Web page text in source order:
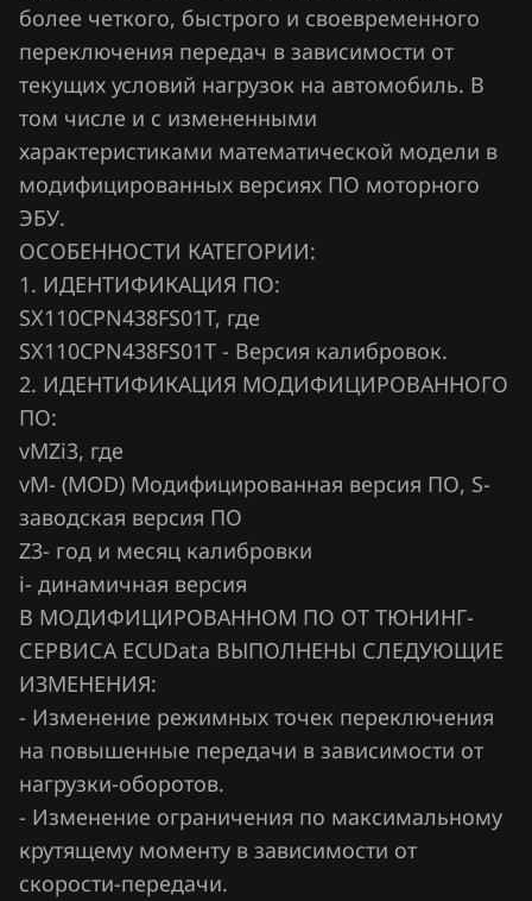
DAF
Derways
Dodge
Dongfeng
Exeed
Extreme moto
FAW
Fiat
Ford
Forthing
Foton
GAC
Geely
Genesis
GMC
Groz
Haima
Haval
более четкого, быстрого и своевременного
переключения передач в зависимости от
текущих условий нагрузок на автомобиль. В
том числе и с измененными
характеристиками математической модели в
модифицированных версиях ПО моторного
ЭБУ.
ОСОБЕННОСТИ КАТЕГОРИИ:
1. ИДЕНТИФИКАЦИЯ ПО:
SX110CPN438FS01T, где
SX110CPN438FS01T - Версия калибровок.
2. ИДЕНТИФИКАЦИЯ МОДИФИЦИРОВАННОГО
ПО:
vMZi3, где
vМ- (MOD) Модифицированная версия ПО, S-
заводская версия ПО
Z3- год и месяц калибровки
i- динамичная версия
В МОДИФИЦИРОВАННОМ ПО ОТ ТЮНИНГ-
СЕРВИСА ECUData ВЫПОЛНЕНЫ СЛЕДУЮЩИЕ
ИЗМЕНЕНИЯ:
- Изменение режимных точек переключения
на повышенные передачи в зависимости от
нагрузки-оборотов.
- Изменение ограничения по максимальному
крутящему моменту в зависимости от
скорости-передачи.